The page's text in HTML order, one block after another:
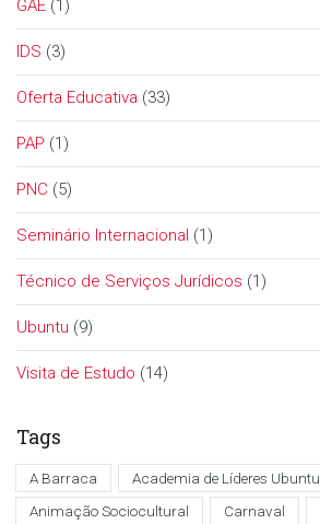
GAE (1)
IDS (3)
Oferta Educativa (33)
PAP (1)
PNC (5)
Seminário Internacional (1)
Técnico de Serviços Jurídicos (1)
Ubuntu (9)
Visita de Estudo (14)
Tags
A Barraca
Academia de Líderes Ubuntu
Animação Sociocultural
Carnaval